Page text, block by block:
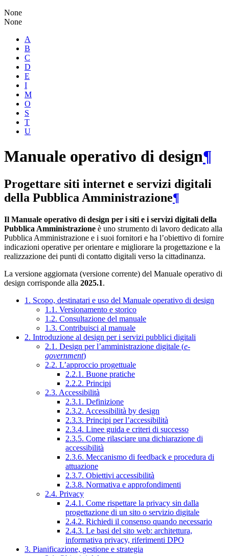
None
None
A
B
C
D
E
I
M
O
S
T
U
Manuale operativo di design¶
Progettare siti internet e servizi digitali
della Pubblica Amministrazione¶
Il Manuale operativo di design per i siti e i servizi digitali della
Pubblica Amministrazione è uno strumento di lavoro dedicato alla
Pubblica Amministrazione e i suoi fornitori e ha l’obiettivo di fornire
indicazioni operative per orientare e migliorare la progettazione e la
realizzazione dei punti di contatto digitali verso la cittadinanza.
La versione aggiornata (versione corrente) del Manuale operativo di
design corrisponde alla 2025.1.
1. Scopo, destinatari e uso del Manuale operativo di design
1.1. Versionamento e storico
1.2. Consultazione del manuale
1.3. Contribuisci al manuale
2. Introduzione al design per i servizi pubblici digitali
2.1. Design per l’amministrazione digitale (e-
government)
2.2. L’approccio progettuale
2.2.1. Buone pratiche
2.2.2. Principi
2.3. Accessibilità
2.3.1. Definizione
2.3.2. Accessibilità by design
2.3.3. Principi per l’accessibilità
2.3.4. Linee guida e criteri di successo
2.3.5. Come rilasciare una dichiarazione di
accessibilità
2.3.6. Meccanismo di feedback e procedura di
attuazione
2.3.7. Obiettivi accessibilità
2.3.8. Normativa e approfondimenti
2.4. Privacy
2.4.1. Come rispettare la privacy sin dalla
progettazione di un sito o servizio digitale
2.4.2. Richiedi il consenso quando necessario
2.4.3. Le basi del sito web: architettura,
informativa privacy, riferimenti DPO
3. Pianificazione, gestione e strategia